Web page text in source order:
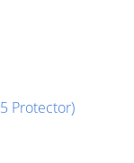
Protector)